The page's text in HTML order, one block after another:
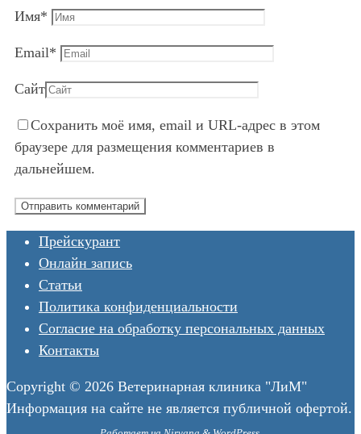
Имя*
Email*
Сайт
Сохранить моё имя, email и URL-адрес в этом
браузере для размещения комментариев в
дальнейшем.
Прейскурант
Онлайн запись
Статьи
Политика конфиденциальности
Согласие на обработку персональных данных
Контакты
Copyright © 2026 Ветеринарная клиника "ЛиМ"
Информация на сайте не является публичной офертой.